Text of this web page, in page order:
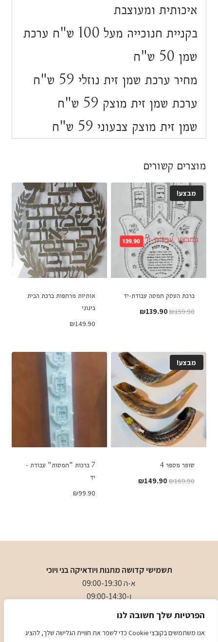
הפרטיות שלך חשובה לנו
אנו משתמשים בקובצי Cookie כדי לשפר את חוויית הגלישה שלך, להציג
איכותית ומעוצבת
בקניית חנוכייה מעל 100 ש"ח ערכת
שמן 50 ש"ח
מחיר ערכת שמן זית נוזלי 59 ש"ח
ערכת שמן זית מוצק 59 ש"ח
שמן זית מוצק צבעוני 59 ש"ח
מוצרים קשורים
מבצע!
ברכת העסק חמסה עבודת-יד
₪159.90
המחיר
₪139.90 המחיר
אותיות מרחפות ברכת הבית
בינוני
₪149.90
מבצע!
שופר מספר 4
₪169.90
המחיר
₪149.90 המחיר
7 ברכות "חמסות" עבודת -
יד
₪99.90
תשמישי קדושה מתנות ויודאיקה בני ויוכי
א-ה 09:00-19:30
ו-09:00-14:30
- 0509501282
: כיכר המייסדים 4 ראשון לציון (ליד הבית כנסת הגדול)